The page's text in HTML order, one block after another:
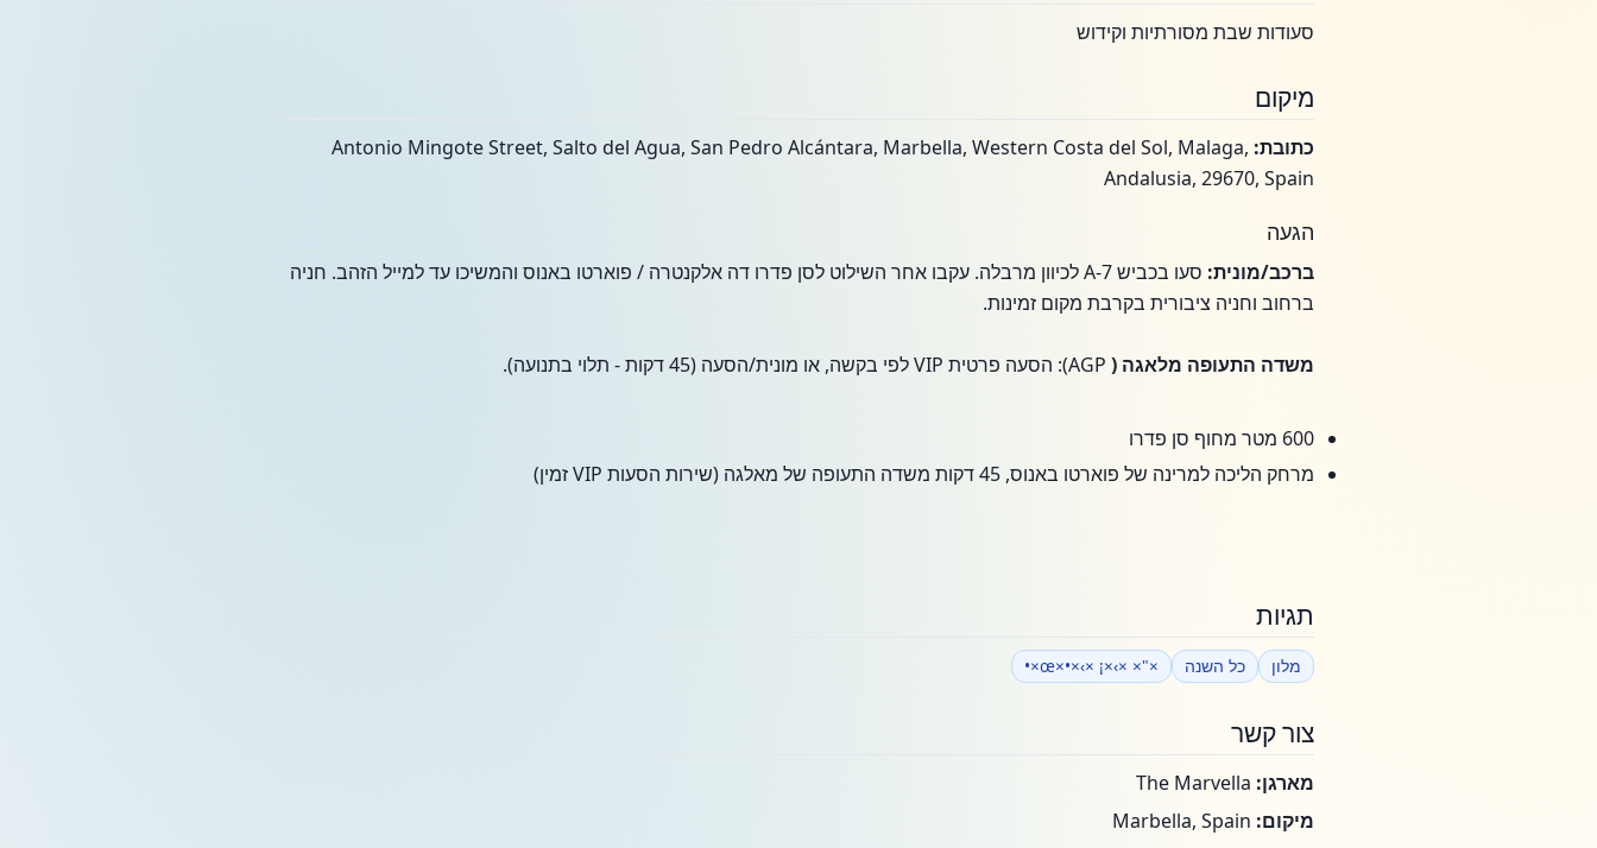
סעודות שבת מסורתיות וקידוש
מיקום
כתובת: Antonio Mingote Street, Salto del Agua, San Pedro Alcántara, Marbella, Western Costa del Sol, Malaga,
Andalusia, 29670, Spain
הגעה
ברכב/מונית:
סעו בכביש A-7 לכיוון מרבלה. עקבו אחר השילוט לסן פדרו דה אלקנטרה / פוארטו באנוס והמשיכו עד למייל הזהב. חניה
ברחוב וחניה ציבורית בקרבת מקום זמינות.
משדה התעופה מלאגה (
600 מטר מחוף סן פדרו
מרחק הליכה למרינה של פוארטו באנוס, 45 דקות משדה התעופה של מאלגה (שירות הסעות VIP זמין)
תגיות
מלון כל השנה ×"× ×›×¡ ×›×•×œ×•
צור קשר
מארגן:
מיקום: